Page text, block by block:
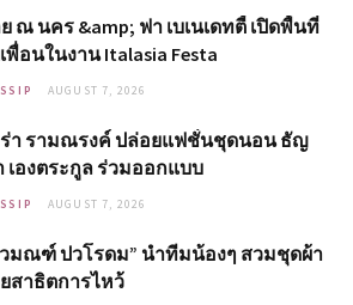
ณ นคร &amp; ฟา เบเนเดทตี้ เปิดพื้นที่
พื่อนในงาน Italasia Festa
AUGUST 7, 2026
า รามณรงค์ ปล่อยแฟชั่นชุดนอน ธัญ
เองตระกูล ร่วมออกแบบ
AUGUST 7, 2026
มณฑ์ ปวโรดม” นำทีมน้องๆ สวมชุดผ้า
สาธิตการไหว้